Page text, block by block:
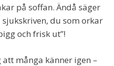
på soffan. Ändå säger
du som orkar
och frisk ut”!
många känner igen –